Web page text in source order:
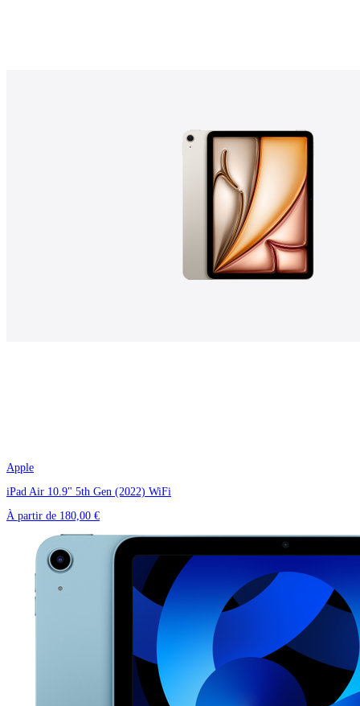
Apple
iPad Air 10.9" 5th Gen (2022) WiFi
À partir de 180,00 €